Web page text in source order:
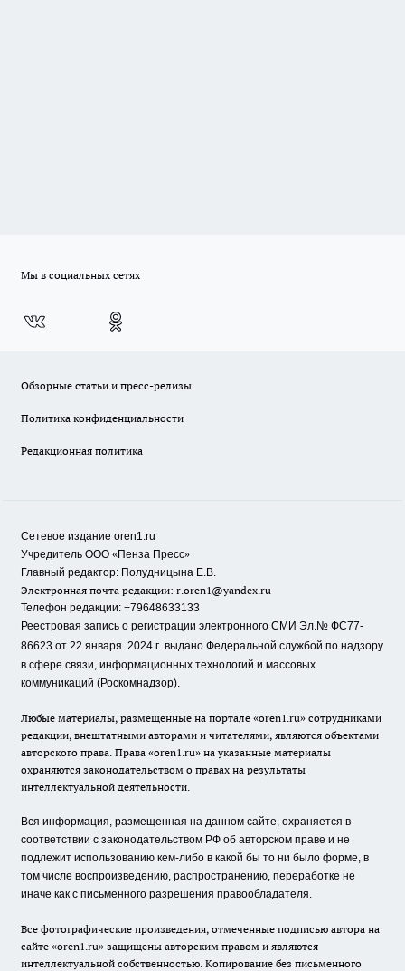
Мы в социальных сетях
Обзорные статьи и пресс-релизы
Политика конфиденциальности
Редакционная политика
Сетевое издание oren1.ru
Учредитель ООО «Пенза Пресс»
Главный редактор: Полудницына Е.В.
Электронная почта редакции: r.oren1@yandex.ru
Телефон редакции: +79648633133
Реестровая запись о регистрации электронного СМИ Эл.№ ФС77-
86623 от 22 января 2024 г. выдано Федеральной службой по надзору
в сфере связи, информационных технологий и массовых
коммуникаций (Роскомнадзор).
Любые материалы, размещенные на портале «oren1.ru» сотрудниками
редакции, внештатными авторами и читателями, являются объектами
авторского права. Права «oren1.ru» на указанные материалы
охраняются законодательством о правах на результаты
интеллектуальной деятельности.
Вся информация, размещенная на данном сайте, охраняется в
соответствии с законодательством РФ об авторском праве и не
подлежит использованию кем-либо в какой бы то ни было форме, в
том числе воспроизведению, распространению, переработке не
иначе как с письменного разрешения правообладателя.
Все фотографические произведения, отмеченные подписью автора на
сайте «oren1.ru» защищены авторским правом и являются
интеллектуальной собственностью. Копирование без письменного